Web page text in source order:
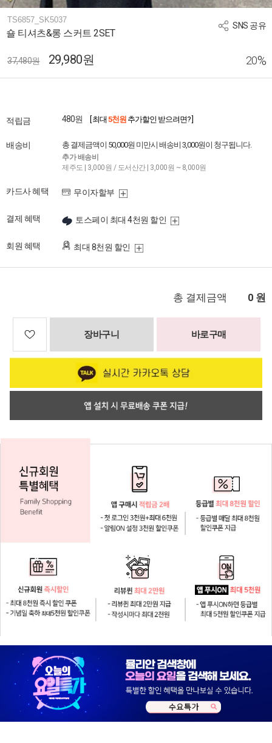
SNS 공유
TS6857_SK5037
숄 티셔츠&롱 스커트 2SET
37,480원 29,980원 20%
적립금 480원 [ 최대 5천원 추가할인 받으려면? ]
배송비 총 결제금액이 50,000원 미만시 배송비 3,000원이 청구됩니다.
추가 배송비
제주도 | 3,000원 / 도서산간 | 3,000원 ~ 8,000원
카드사 혜택 무이자할부
결제 혜택 토스페이 최대 4천원 할인
회원 혜택 최대 8천원 할인
총 결제금액 0 원
장바구니 바로구매